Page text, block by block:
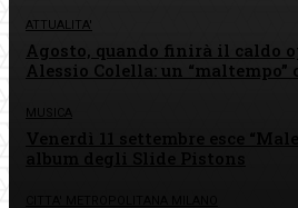
ATTUALITA'
Agosto, quando finirà il caldo
Alessio Colella: un “maltempo”
MUSICA